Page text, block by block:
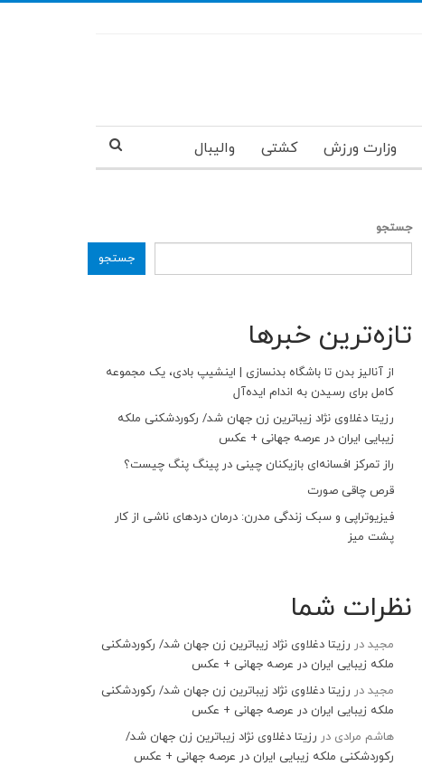
وزارت ورزش کشتی والیبال
جستجو
جستجو
تازه‌ترین خبرها
از آنالیز بدن تا باشگاه بدنسازی | اینشیپ بادی، یک مجموعه
کامل برای رسیدن به اندام ایده‌آل
رزیتا دغلاوی نژاد زیباترین زن جهان شد/ رکوردشکنی ملکه
زیبایی ایران در عرصه جهانی + عکس
راز تمرکز افسانه‌ای بازیکنان چینی در پینگ پنگ چیست؟
قرص چاقی صورت
فیزیوتراپی و سبک زندگی مدرن: درمان دردهای ناشی از کار
پشت میز
نظرات شما
مجیددر رزیتا دغلاوی نژاد زیباترین زن جهان شد/ رکوردشکنی
ملکه زیبایی ایران در عرصه جهانی + عکس
مجیددر رزیتا دغلاوی نژاد زیباترین زن جهان شد/ رکوردشکنی
ملکه زیبایی ایران در عرصه جهانی + عکس
هاشم مرادی در رزیتا دغلاوی نژاد زیباترین زن جهان شد/
رکوردشکنی ملکه زیبایی ایران در عرصه جهانی + عکس